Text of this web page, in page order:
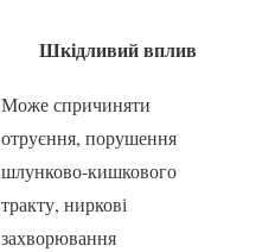
Шкідливий вплив
Може спричиняти
отруєння, порушення
шлунково-кишкового
тракту, ниркові
захворювання